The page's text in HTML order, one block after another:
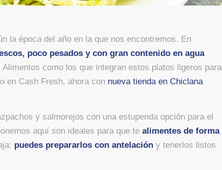
la época del año en la que nos encontremos. En
poco pesados y con gran contenido en agua
como los que integran estos platos ligeros para
en Cash Fresh, ahora con nueva tienda en Chiclana
y salmorejos con una estupenda opción para el
aquí son ideales para que te alimentes de forma
puedes prepararlos con antelación y tenerlos listos